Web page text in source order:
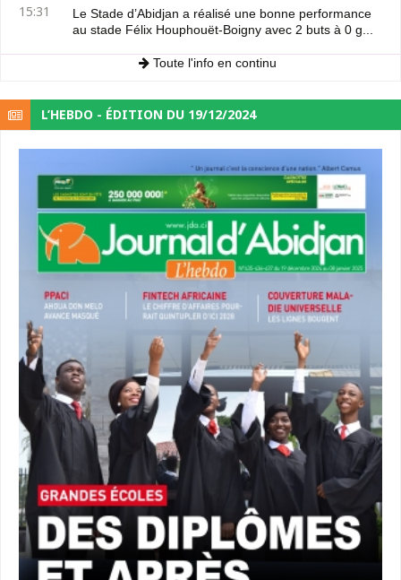
15:31
Le Stade d’Abidjan a réalisé une bonne performance
au stade Félix Houphouët-Boigny avec 2 buts à 0 g...
Toute l'info en continu
L’HEBDO - ÉDITION DU 19/12/2024